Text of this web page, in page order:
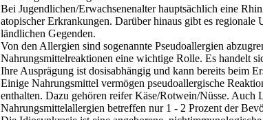
Bei Jugendlichen/Erwachsenenalter hauptsächlich eine
atopischerErkrankungen. Darüber hinaus gibt es regionale
ländlichen Gegenden.
Von den Allergien sind sogenannte Pseudoallergien
Nahrungsmittelreaktionen eine wichtige Rolle. Es handelt
Ihre Ausprägung ist dosisabhängig und kann bereits beim
Einige Nahrungsmittel vermögen pseudoallergische
enthalten. Dazu gehören reifer Käse/Rotwein/Nüsse. Auch
Nahrungsmittelallergien betreffen nur 1 - 2 Prozent der